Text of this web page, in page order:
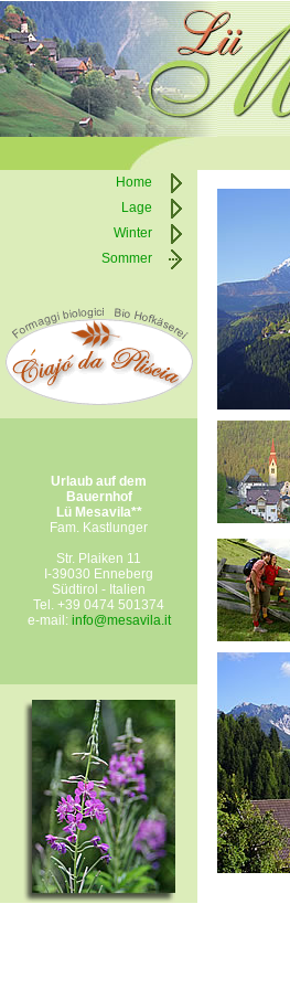
Home
Lage
Winter
Sommer
Urlaub auf dem
Bauernhof
Lü Mesavila**
Fam. Kastlunger
Str. Plaiken 11
I-39030 Enneberg
Südtirol - Italien
Tel. +39 0474 501374
e-mail: info@mesavila.it